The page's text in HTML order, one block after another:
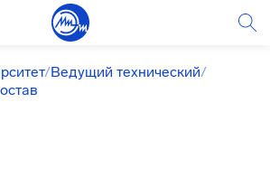
/Ведущий технический/